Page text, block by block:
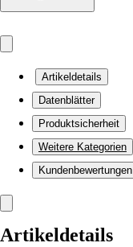
Artikeldetails
Datenblätter
Produktsicherheit
Weitere Kategorien
Kundenbewertungen
Artikeldetails